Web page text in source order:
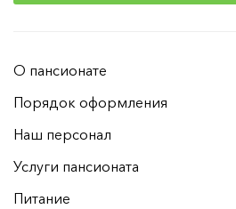
О пансионате
Порядок оформления
Наш персонал
Услуги пансионата
Питание